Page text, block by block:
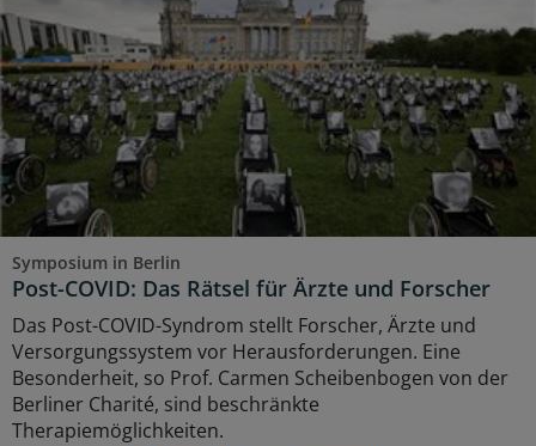
Symposium in Berlin
Post-COVID: Das Rätsel für Ärzte und Forscher
Das Post-COVID-Syndrom stellt Forscher, Ärzte und
Versorgungssystem vor Herausforderungen. Eine
Besonderheit, so Prof. Carmen Scheibenbogen von der
Berliner Charité, sind beschränkte
Therapiemöglichkeiten.